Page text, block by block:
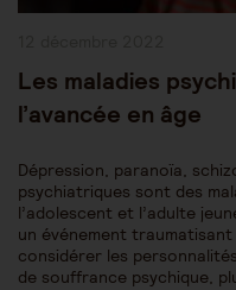
Les maladies
l’avancée en âge
Dépression, paranoïa,
psychiatriques sont des
l’adolescent et l’adulte
un événement
considérer les
de souffrance psychique,